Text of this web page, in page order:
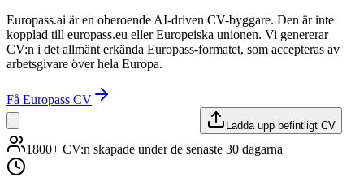
Europass.ai är en oberoende AI-driven CV-byggare. Den är inte
kopplad till europass.eu eller Europeiska unionen. Vi genererar
CV:n i det allmänt erkända Europass-formatet, som accepteras av
arbetsgivare över hela Europa.
Få Europass CV
Ladda upp befintligt CV
1800+ CV:n skapade under de senaste 30 dagarna